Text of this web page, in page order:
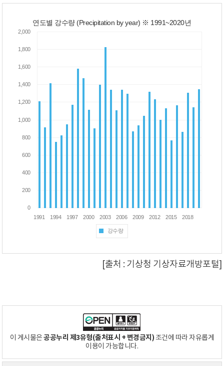
연도별 강수량 (Precipitation by year) ※ 1991~2020년
강수량
[출처 : 기상청 기상자료개방포털]
이 게시물은공공누리 제3유형(출처표시 + 변경금지)조건에 따라 자유롭게
이용이 가능합니다.